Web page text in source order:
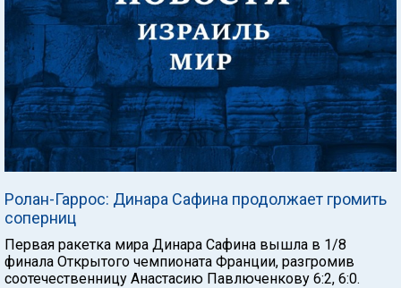
Ролан-Гаррос: Динара Сафина продолжает громить
соперниц
Первая ракетка мира Динара Сафина вышла в 1/8
финала Открытого чемпионата Франции, разгромив
соотечественницу Анастасию Павлюченкову 6:2, 6:0.